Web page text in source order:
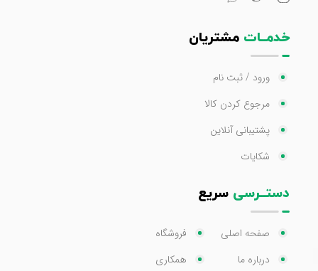
خدمــات مشتریان
ورود / ثبت نام
مرجوع کردن کالا
پشتیبانی آنلاین
شکایات
دستــرسی سریع
صفحه اصلی
درباره ما
فروشگاه
همکاری